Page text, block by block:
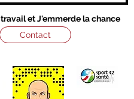
et J'emmerde la chance
Contact